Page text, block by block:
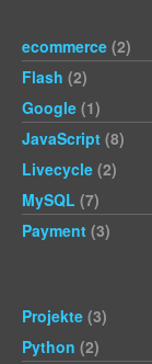
ecommerce (2)
Flash (2)
Google (1)
JavaScript (8)
Livecycle (2)
MySQL (7)
Payment (3)
Projekte (3)
Python (2)